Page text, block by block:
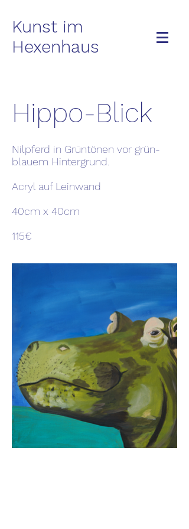
Kunst im
Hexenhaus
Hippo-Blick
Nilpferd in Grüntönen vor grün-
blauem Hintergrund.
Acryl auf Leinwand
40cm x 40cm
115€